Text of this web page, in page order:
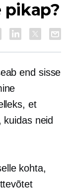
pikap?
end sisse
et
neid
kohta,